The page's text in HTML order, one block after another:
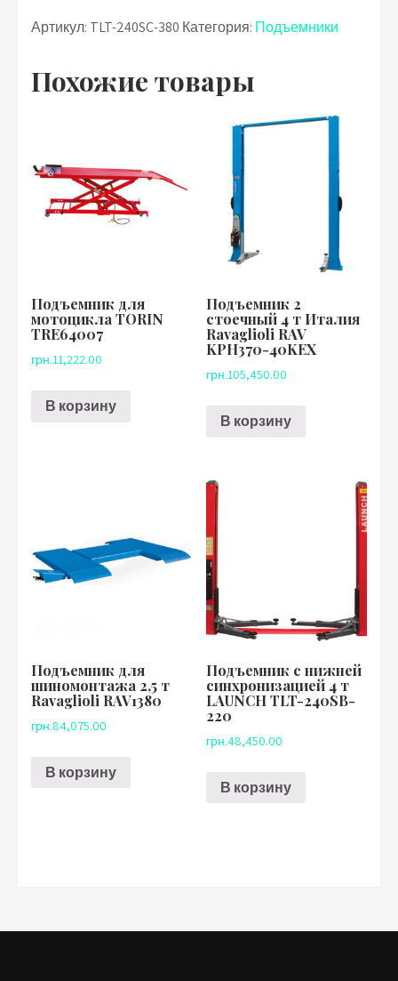
Артикул: TLT-240SC-380 Категория: Подъемники
Похожие товары
Подъемник для
мотоцикла TORIN
TRE64007
грн.11,222.00
В корзину
Подъемник 2
стоечный 4 т Италия
Ravaglioli RAV
KPH370-40KEX
грн.105,450.00
В корзину
Подъемник для
шиномонтажа 2,5 т
Ravaglioli RAV1380
грн.84,075.00
В корзину
Подъемник с нижней
синхронизацией 4 т
LAUNCH TLT-240SB-
220
грн.48,450.00
В корзину